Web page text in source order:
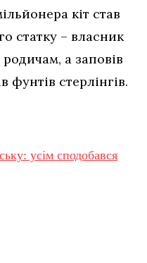
кіт став
статку – власник
а заповів
фунтів стерлінгів.
усім сподобався